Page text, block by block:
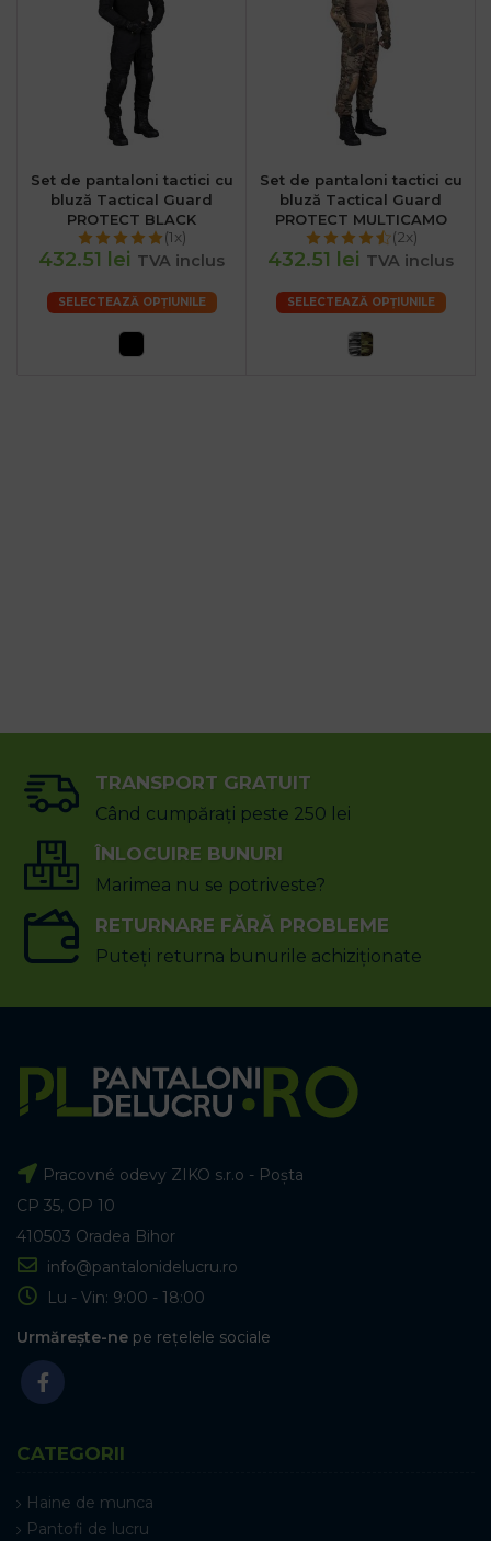
Set de pantaloni tactici cu
bluză Tactical Guard
PROTECT BLACK
(1x)
432.51 lei TVA inclus
SELECTEAZĂ OPȚIUNILE
Set de pantaloni tactici cu
bluză Tactical Guard
PROTECT MULTICAMO
(2x)
432.51 lei TVA inclus
SELECTEAZĂ OPȚIUNILE
TRANSPORT GRATUIT
Când cumpărați peste 250 lei
ÎNLOCUIRE BUNURI
Marimea nu se potriveste?
RETURNARE FĂRĂ PROBLEME
Puteți returna bunurile achiziționate
Pracovné odevy ZIKO s.r.o - Poșta
CP 35, OP 10
410503 Oradea Bihor
info@pantalonidelucru.ro
Lu - Vin: 9:00 - 18:00
Urmărește-ne pe rețelele sociale
CATEGORII
Haine de munca
Pantofi de lucru